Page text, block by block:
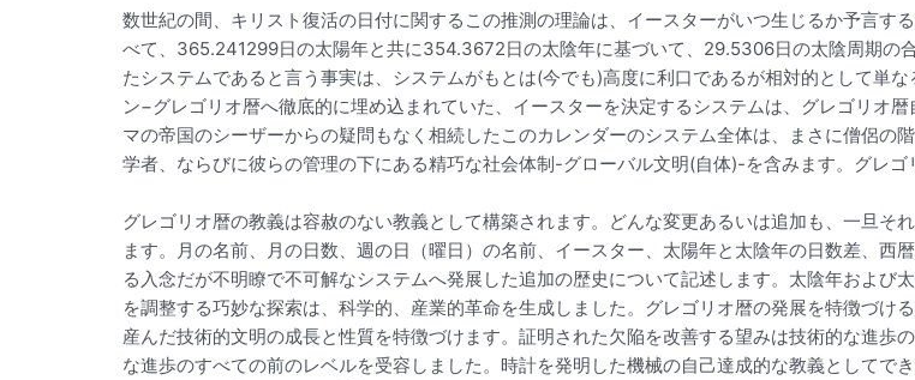
数世紀の間、キリスト復活の日付に関するこの推測の理論は、イースターがいつ生じるか予言す
べて、365.241299日の太陽年と共に354.3672日の太陰年に基づいて、29.5306日の太陰周期の
たシステムであると言う事実は、システムがもとは(今でも)高度に利口であるが相対的として単
ン−グレゴリオ暦へ徹底的に埋め込まれていた、イースターを決定するシステムは、グレゴリオ
マの帝国のシーザーからの疑問もなく相続したこのカレンダーのシステム全体は、まさに僧侶
学者、ならびに彼らの管理の下にある精巧な社会体制-グローバル文明(自体)-を含みます。グレゴ
グレゴリオ暦の教義は容赦のない教義として構築されます。どんな変更あるいは追加も、一旦
ます。月の名前、月の日数、週の日（曜日）の名前、イースター、太陽年と太陰年の日数差、
る入念だが不明瞭で不可解なシステムへ発展した追加の歴史について記述します。太陰年およ
を調整する巧妙な探索は、科学的、産業的革命を生成しました。グレゴリオ暦の発展を特徴づけ
産んだ技術的文明の成長と性質を特徴づけます。証明された欠陥を改善する望みは技術的な進
な進歩のすべての前のレベルを受容しました。時計を発明した機械の自己達成的な教義として